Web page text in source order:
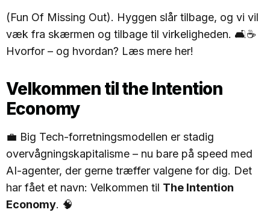
(Fun Of Missing Out). Hyggen slår tilbage, og vi vil
væk fra skærmen og tilbage til virkeligheden. 🛋️☕
Hvorfor – og hvordan? Læs mere her!
Velkommen til the Intention
Economy
💼 Big Tech-forretningsmodellen er stadig
overvågningskapitalisme – nu bare på speed med
AI-agenter, der gerne træffer valgene for dig. Det
har fået et navn: Velkommen til The Intention
Economy. 🧠